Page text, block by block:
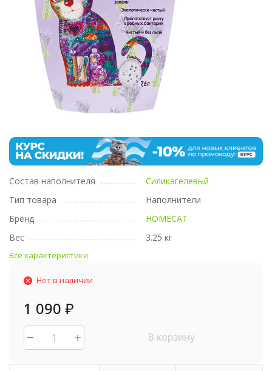
Состав наполнителя
Силикагелевый
Тип товара
Наполнители
Бренд
HOMECAT
Вес
3.25 кг
Все характеристики
Нет в наличии
1 090 ₽
В корзину